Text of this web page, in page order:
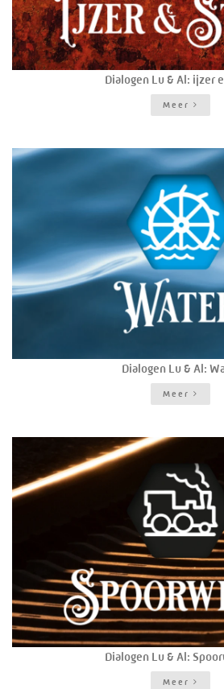
Dialogen Lu & Al: ijzer
Meer
Dialogen Lu & Al:
Meer
Dialogen Lu & Al:
Meer